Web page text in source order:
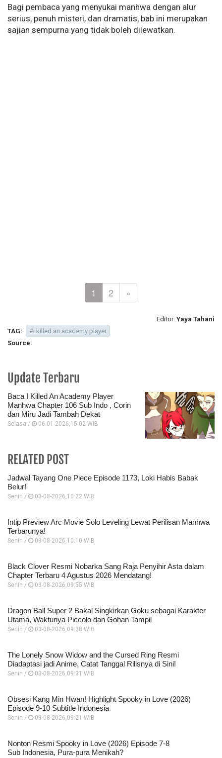
Bagi pembaca yang menyukai manhwa dengan alur
serius, penuh misteri, dan dramatis, bab ini merupakan
sajian sempurna yang tidak boleh dilewatkan.
1 2 »
Editor: Yaya Tahani
TAG:
#i killed an academy player
Source:
Update Terbaru
Baca I Killed An Academy Player
Manhwa Chapter 106 Sub Indo , Corin
dan Miru Jadi Tambah Dekat
Selasa / 06-01-2026,15:02 WIB
RELATED POST
Jadwal Tayang One Piece Episode 1173, Loki Habis Babak
Belur!
Senin / 03-08-2026,10:22 WIB
Intip Preview Arc Movie Solo Leveling Lewat Perilisan Manhwa
Terbarunya!
Senin / 03-08-2026,10:10 WIB
Black Clover Resmi Nobarka Sang Raja Penyihir Asta dalam
Chapter Terbaru 4 Agustus 2026 Mendatang!
Senin / 03-08-2026,09:55 WIB
Dragon Ball Super 2 Bakal Singkirkan Goku sebagai Karakter
Utama, Waktunya Piccolo dan Gohan Tampil
Senin / 03-08-2026,09:38 WIB
The Lonely Snow Widow and the Cursed Ring Resmi
Diadaptasi jadi Anime, Catat Tanggal Rilisnya di Sini!
Senin / 03-08-2026,09:31 WIB
Obsesi Kang Min Hwan! Highlight Spooky in Love (2026)
Episode 9-10 Subtitle Indonesia
Senin / 03-08-2026,09:21 WIB
Nonton Resmi Spooky in Love (2026) Episode 7-8
Sub Indonesia, Pura-pura Menikah?